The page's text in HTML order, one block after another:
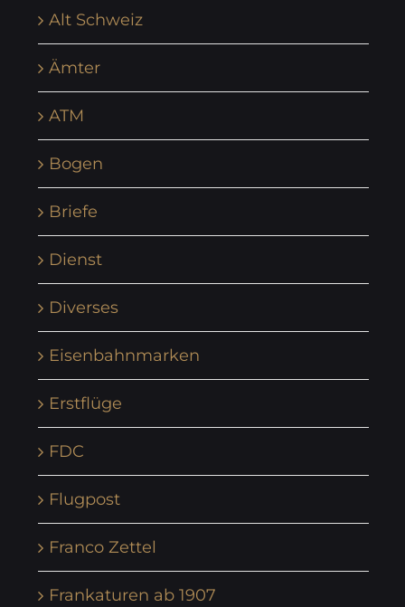
Alt Schweiz
Ämter
ATM
Bogen
Briefe
Dienst
Diverses
Eisenbahnmarken
Erstflüge
FDC
Flugpost
Franco Zettel
Frankaturen ab 1907